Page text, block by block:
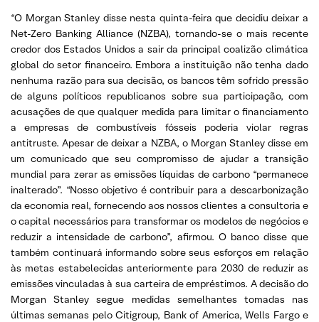
“O Morgan Stanley disse nesta quinta-feira que decidiu deixar a
Net-Zero Banking Alliance (NZBA), tornando-se o mais recente
credor dos Estados Unidos a sair da principal coalizão climática
global do setor financeiro. Embora a instituição não tenha dado
nenhuma razão para sua decisão, os bancos têm sofrido pressão
de alguns políticos republicanos sobre sua participação, com
acusações de que qualquer medida para limitar o financiamento
a empresas de combustíveis fósseis poderia violar regras
antitruste. Apesar de deixar a NZBA, o Morgan Stanley disse em
um comunicado que seu compromisso de ajudar a transição
mundial para zerar as emissões líquidas de carbono “permanece
inalterado”. “Nosso objetivo é contribuir para a descarbonização
da economia real, fornecendo aos nossos clientes a consultoria e
o capital necessários para transformar os modelos de negócios e
reduzir a intensidade de carbono”, afirmou. O banco disse que
também continuará informando sobre seus esforços em relação
às metas estabelecidas anteriormente para 2030 de reduzir as
emissões vinculadas à sua carteira de empréstimos. A decisão do
Morgan Stanley segue medidas semelhantes tomadas nas
últimas semanas pelo Citigroup, Bank of America, Wells Fargo e